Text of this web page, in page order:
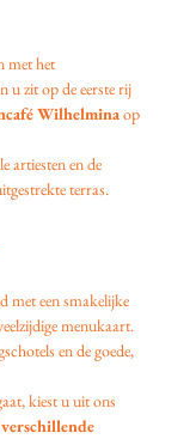
met het
u zit op de eerste rij
Wilhelmina op
artiesten en de
terras.
met een smakelijke
menukaart.
en de goede,
kiest u uit ons